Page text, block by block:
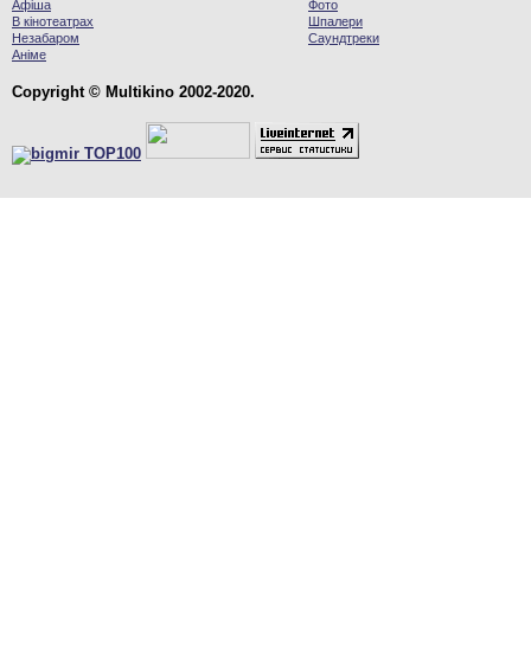
Афіша
В кінотеатрах
Незабаром
Аніме
Фото
Шпалери
Саундтреки
Copyright © Multikino 2002-2020.